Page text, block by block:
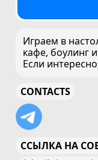
Играем в
кафе, боулинг
Если
CONTACTS
ССЫЛКА НА